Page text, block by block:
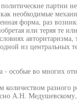
партии
необходимые
форма, раз
или теряя те
авторитаризма,
из центральных
- особые во многих
разного
А.Н.